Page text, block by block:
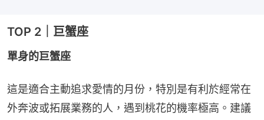
TOP 2｜巨蟹座
單身的巨蟹座
這是適合主動追求愛情的月份，特別是有利於經常在
外奔波或拓展業務的人，遇到桃花的機率極高。建議